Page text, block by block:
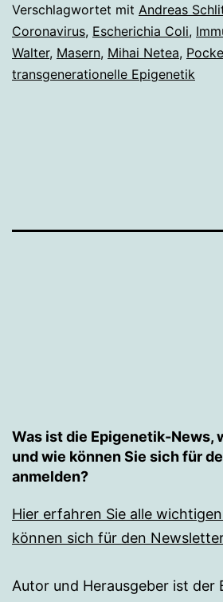
Verschlagwortet mit Andreas
Coronavirus, Escherichia Coli,
Walter, Masern, Mihai Netea,
transgenerationelle Epigenetik
Was ist die Epigenetik-News,
und wie können Sie sich für
anmelden?
Hier erfahren Sie alle
können sich für den
Autor und Herausgeber ist der